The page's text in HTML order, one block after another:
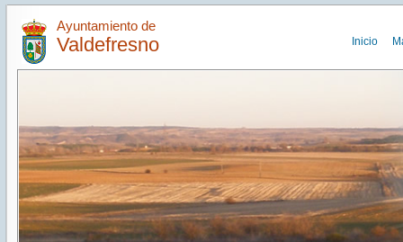
Ayuntamiento de
Valdefresno Inicio